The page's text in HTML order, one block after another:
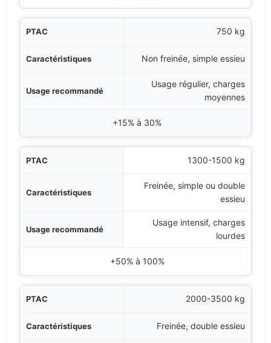
750 kg
Non freinée, simple essieu
Usage régulier, charges
moyennes
+15% à 30%
1300-1500 kg
Freinée, simple ou double
essieu
Usage intensif, charges
lourdes
+50% à 100%
2000-3500 kg
Freinée, double essieu